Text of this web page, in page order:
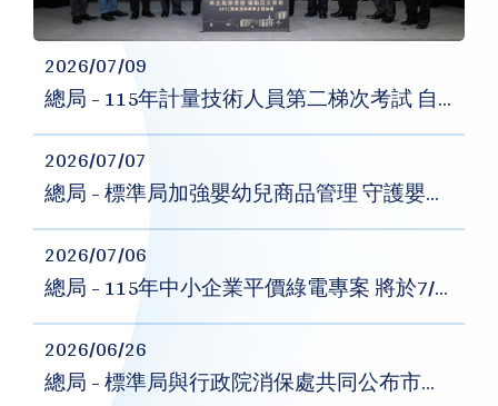
2026/07/09
總局 - 115年計量技術人員第二梯次考試 自7月13日起開放報名
2026/07/07
總局 - 標準局加強嬰幼兒商品管理 守護嬰幼兒安全
2026/07/06
總局 - 115年中小企業平價綠電專案 將於7/7起開放登記
2026/06/26
總局 - 標準局與行政院消保處共同公布市售「金、銀紙」及「香品」商品檢測結果